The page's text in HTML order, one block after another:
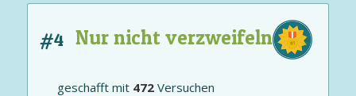
#4 Nur nicht verzweifeln
geschafft mit 472 Versuchen